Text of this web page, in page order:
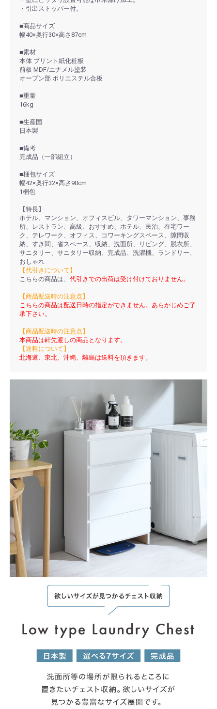
・引出ストッパー付。
■商品サイズ
幅40×奥行30×高さ87cm
■素材
本体 プリント紙化粧板
前板 MDF/エナメル塗装
オープン部 ポリエステル合板
■重量
16kg
■生産国
日本製
■備考
完成品（一部組立）
■梱包サイズ
幅42×奥行32×高さ90cm
1梱包
【特長】
ホテル、マンション、オフィスビル、タワーマンション、事務
所、レストラン、高級、おすすめ、ホテル、民泊、在宅ワー
ク、テレワーク、オフィス、コワーキングスペース、隙間収
納、すき間、省スペース、収納、洗面所、リビング、脱衣所、
サニタリー、サニタリー収納、完成品、洗濯機、ランドリー、
おしゃれ
【代引きについて】
こちらの商品は、 代引きでの出荷は受け付けておりません。
【商品配送時の注意点】
こちらの商品は配送日時の指定ができません。あらかじめご了
承下さい。
【商品配送時の注意点】
本商品は軒先渡しの商品となります。
【送料について】
北海道、東北、沖縄、離島は送料を頂きます。